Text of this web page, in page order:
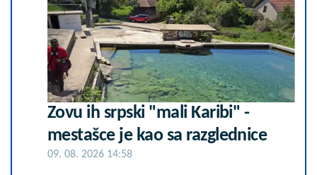
Zovu ih srpski "mali Karibi" -
mestašce je kao sa razglednice
09. 08. 2026 14:58